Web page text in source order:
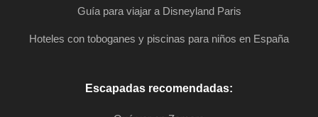
Guía para viajar a Disneyland Paris
Hoteles con toboganes y piscinas para niños en España
Escapadas recomendadas: